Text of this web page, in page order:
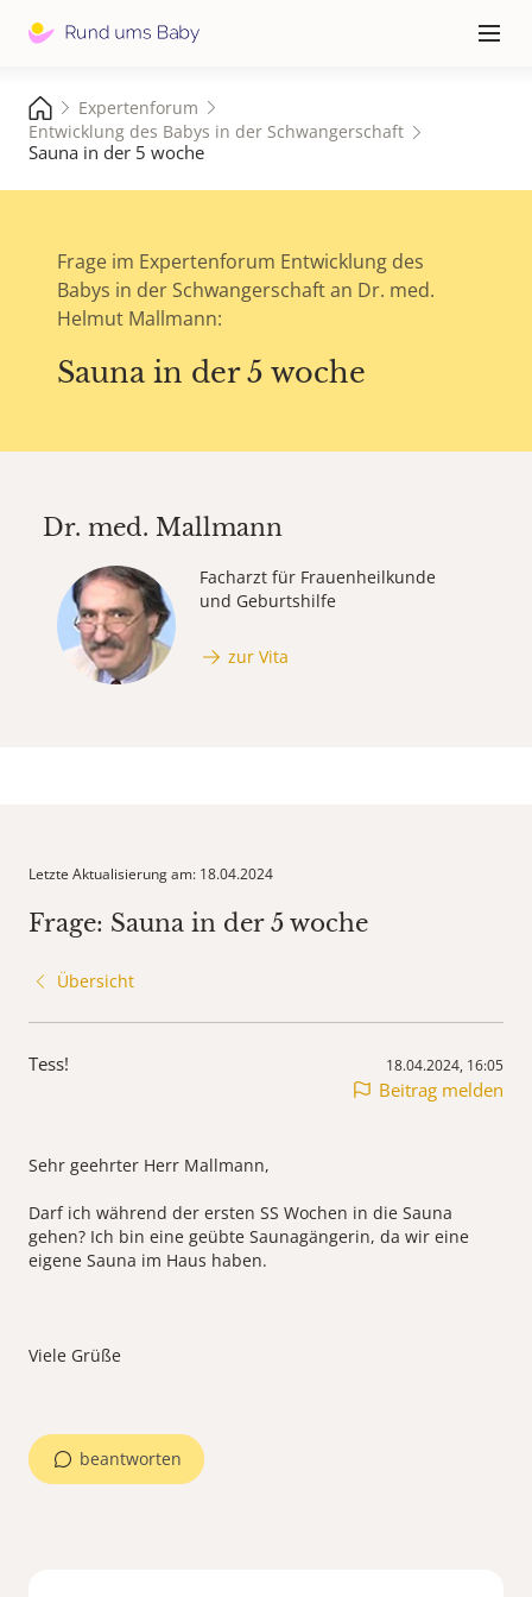
≡
Expertenforum
Entwicklung des Babys in der Schwangerschaft
Sauna in der 5 woche
Frage im Expertenforum Entwicklung des
Babys in der Schwangerschaft an Dr. med.
Helmut Mallmann:
Sauna in der 5 woche
Dr. med. Mallmann
Facharzt für Frauenheilkunde
und Geburtshilfe
zur Vita
Letzte Aktualisierung am: 18.04.2024
Frage: Sauna in der 5 woche
Übersicht
Tess! 18.04.2024, 16:05
Beitrag melden
Sehr geehrter Herr Mallmann,
Darf ich während der ersten SS Wochen in die Sauna
gehen? Ich bin eine geübte Saunagängerin, da wir eine
eigene Sauna im Haus haben.
Viele Grüße
beantworten